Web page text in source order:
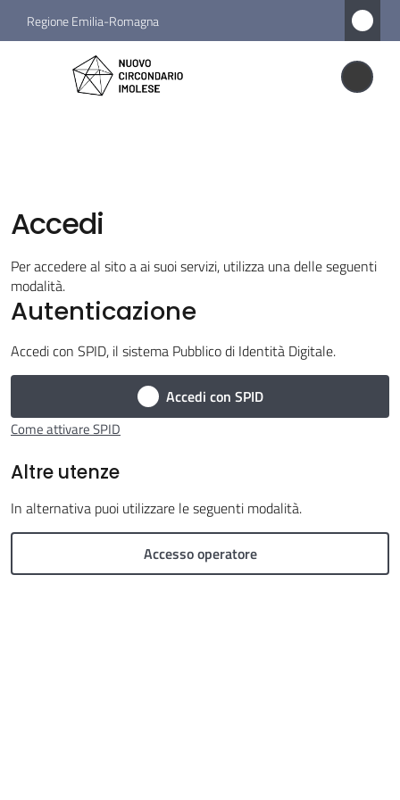
Vai al contenuto
Vai alla navigazione
Vai al footer
Regione Emilia-Romagna
Nuovo Circondario Imolese
Nuovo
Circondario
Servizi
Vivere
il
Argomenti
Accedi
Per accedere al sito a ai suoi servizi, utilizza una delle seguenti
modalità.
Autenticazione
Accedi con SPID, il sistema Pubblico di Identità Digitale.
Accedi con SPID
Come attivare SPID
Altre utenze
In alternativa puoi utilizzare le seguenti modalità.
Accesso operatore